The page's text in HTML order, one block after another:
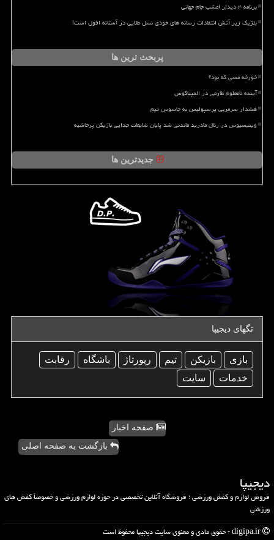
برنامه ۴ دیدار امشب جام جهانی
بلژیک زیر آتش انتقادات رسانه های خودی نسل طلایی در آستانه افول است!
پربحث ترین ها
خورخه مسی که بود؟
آینده نامعلوم طارمی در المپیاکوس
هشدار سرمربی پرسپولیس به جاسوس تیم
وینیسیوس در رئال مادرید ماندنی شد پایان شایعات جدایی بازیکن پرحاشیه
جدیدترین ها
تگهای دیجیپا
بازی بازیكن تیم رپورتاژ باشگاه
رقابت
خدمات
سایت
صفحه اخبار
بازگشت به صفحه اصلی
دیجیپا
فروش لوازم و کفش ورزشی ؛ فروشگاه آنلاین تخصصی در حوزه لوازم ورزشی و خصوصاً کفش های
ورزشی